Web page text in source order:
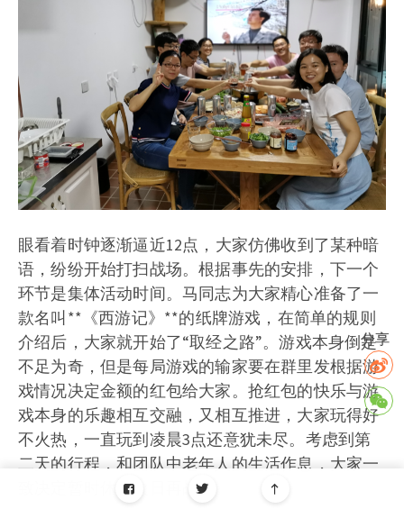
眼看着时钟逐渐逼近12点，大家仿佛收到了某种暗
语，纷纷开始打扫战场。根据事先的安排，下一个
环节是集体活动时间。马同志为大家精心准备了一
款名叫**《西游记》**的纸牌游戏，在简单的规则
介绍后，大家就开始了“取经之路”。游戏本身倒是
不足为奇，但是每局游戏的输家要在群里发根据游
戏情况决定金额的红包给大家。抢红包的快乐与游
戏本身的乐趣相互交融，又相互推进，大家玩得好
不火热，一直玩到凌晨3点还意犹未尽。考虑到第
二天的行程，和团队中老年人的生活作息，大家一
致决定暂时休战次日再战。
分享